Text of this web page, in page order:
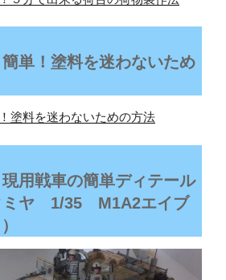
簡単！塗料を迷わないため
塗料を迷わないための方法
現用戦車の簡単ディテール
ミヤ 1/35 M1A2エイブ